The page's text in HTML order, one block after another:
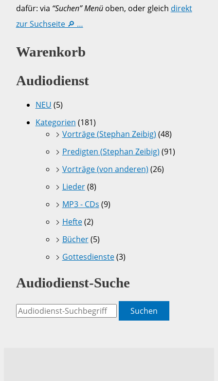
dafür: via “Suchen” Menüoben, oder gleich direkt
zur Suchseite 🔎 …
Warenkorb
Audiodienst
NEU (5)
Kategorien (181)
Vorträge (Stephan Zeibig) (48)
Predigten (Stephan Zeibig) (91)
Vorträge (von anderen) (26)
Lieder(8)
MP3 - CDs (9)
Hefte(2)
Bücher(5)
Gottesdienste(3)
Audiodienst-Suche
Suchen